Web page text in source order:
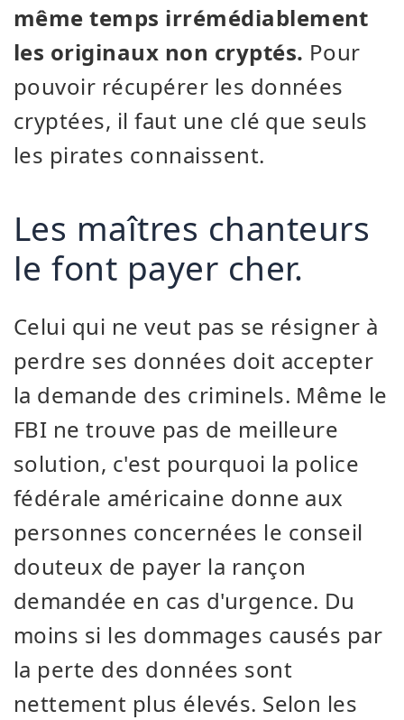
même temps irrémédiablement
les originaux non cryptés. Pour
pouvoir récupérer les données
cryptées, il faut une clé que seuls
les pirates connaissent.
Les maîtres chanteurs
le font payer cher.
Celui qui ne veut pas se résigner à
perdre ses données doit accepter
la demande des criminels. Même le
FBI ne trouve pas de meilleure
solution, c'est pourquoi la police
fédérale américaine donne aux
personnes concernées le conseil
douteux de payer la rançon
demandée en cas d'urgence. Du
moins si les dommages causés par
la perte des données sont
nettement plus élevés. Selon les